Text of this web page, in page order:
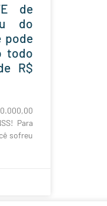
de
do
pode
todo
R$
Para
sofreu